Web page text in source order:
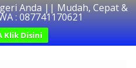
Anda || Mudah, Cepat &
: 087741170621
Klik Disini